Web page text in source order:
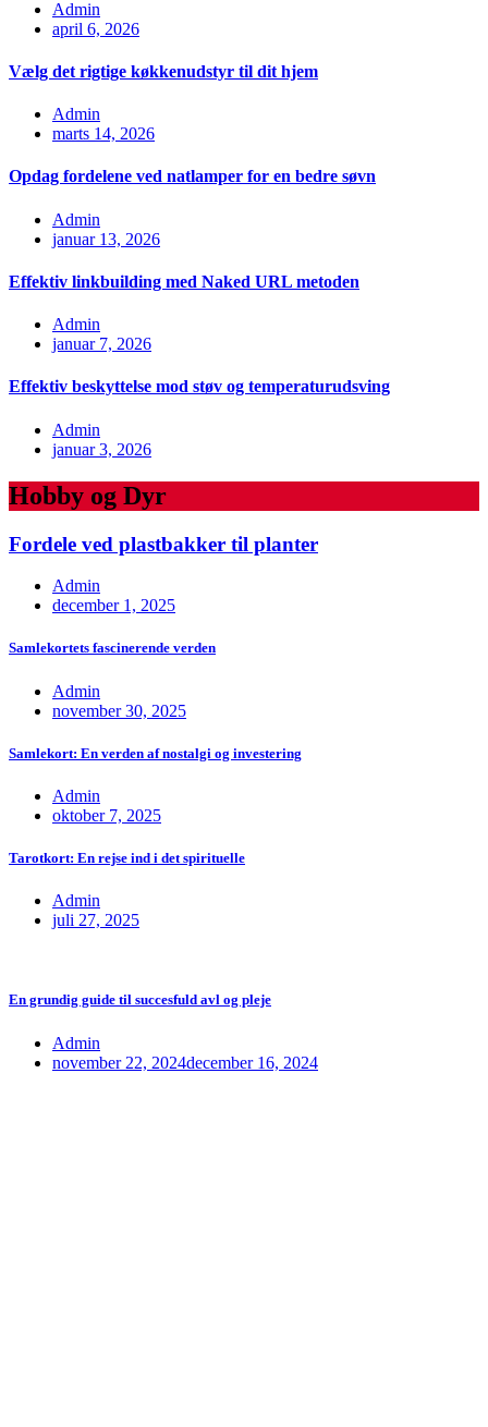
Admin
april 6, 2026
Vælg det rigtige køkkenudstyr til dit hjem
Admin
marts 14, 2026
Opdag fordelene ved natlamper for en bedre søvn
Admin
januar 13, 2026
Effektiv linkbuilding med Naked URL metoden
Admin
januar 7, 2026
Effektiv beskyttelse mod støv og temperaturudsving
Admin
januar 3, 2026
Hobby og Dyr
Fordele ved plastbakker til planter
Admin
december 1, 2025
Samlekortets fascinerende verden
Admin
november 30, 2025
Samlekort: En verden af nostalgi og investering
Admin
oktober 7, 2025
Tarotkort: En rejse ind i det spirituelle
Admin
juli 27, 2025
En grundig guide til succesfuld avl og pleje
Admin
november 22, 2024december 16, 2024